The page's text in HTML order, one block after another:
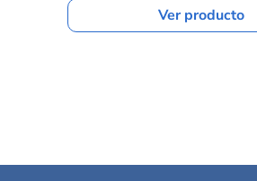
Ver producto